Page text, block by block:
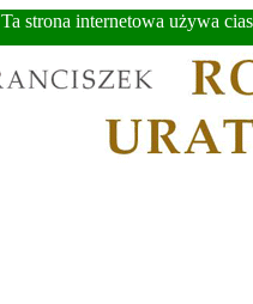
Ta strona internetowa używa